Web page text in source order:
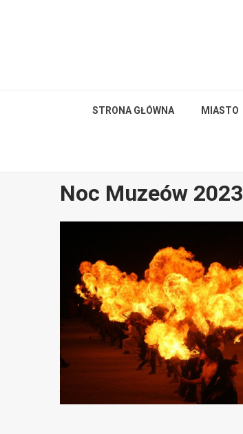
STRONA GŁÓWNA MIASTO
Noc Muzeów 2023